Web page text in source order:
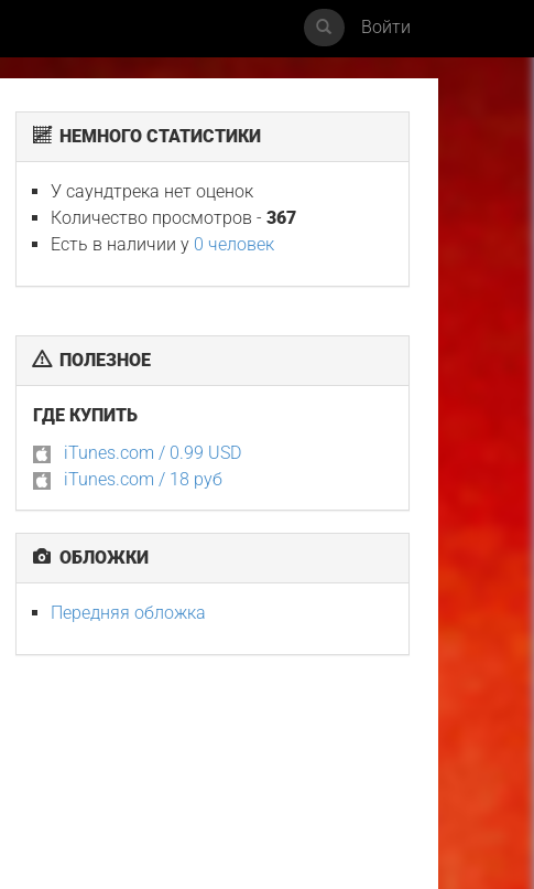
Войти
НЕМНОГО СТАТИСТИКИ
У саундтрека нет оценок
Количество просмотров -367
Есть в наличии у 0 человек
ПОЛЕЗНОЕ
ГДЕ КУПИТЬ
iTunes.com / 0.99 USD
iTunes.com / 18 руб
ОБЛОЖКИ
Передняя обложка